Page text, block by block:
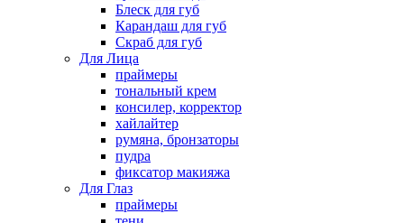
Блеск для губ
Карандаш для губ
Скраб для губ
Для Лица
праймеры
тональный крем
консилер, корректор
хайлайтер
румяна, бронзаторы
пудра
фиксатор макияжа
Для Глаз
праймеры